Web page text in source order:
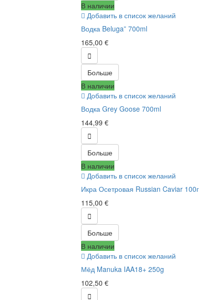
В наличии
Добавить в список желаний
Водка Beluga” 700ml
165,00 €

Больше
В наличии
Добавить в список желаний
Водка Grey Goose 700ml
144,99 €

Больше
В наличии
Добавить в список желаний
Икра Осетровая Russian Caviar 100г
115,00 €

Больше
В наличии
Добавить в список желаний
Мёд Manuka IAA18+ 250g
102,50 €
